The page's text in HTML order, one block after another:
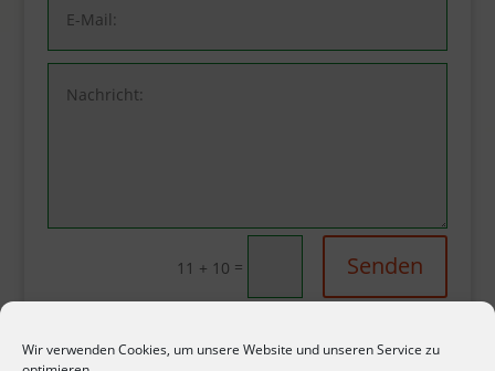
Wir verwenden Cookies, um unsere Website und unseren Service zu
11 + 10 = Senden